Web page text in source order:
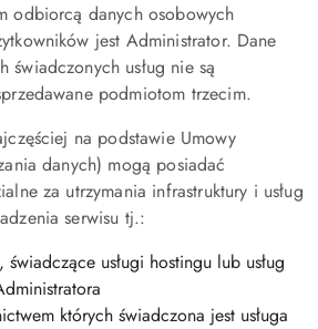
odbiorcą danych osobowych
jest Administrator. Dane
świadczonych usług nie są
podmiotom trzecim.
na podstawie Umowy
danych) mogą posiadać
za utrzymania infrastruktury i usług
serwisu tj.:
usługi hostingu lub usług
których świadczona jest usługa